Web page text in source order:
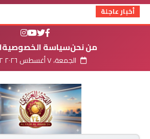
أخبار عاجلة
من نحنسياسة الخصوصية
الجمعة، ٧ أغسطس ٢٠٢٦ ٠٤:٠٢ م